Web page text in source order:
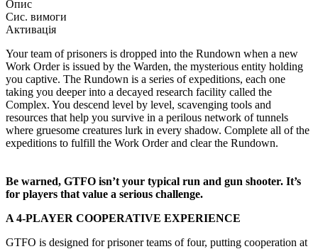
Опис
Сис. вимоги
Активація
Your team of prisoners is dropped into the Rundown when a new
Work Order is issued by the Warden, the mysterious entity holding
you captive. The Rundown is a series of expeditions, each one
taking you deeper into a decayed research facility called the
Complex. You descend level by level, scavenging tools and
resources that help you survive in a perilous network of tunnels
where gruesome creatures lurk in every shadow. Complete all of the
expeditions to fulfill the Work Order and clear the Rundown.
Be warned, GTFO isn’t your typical run and gun shooter. It’s
for players that value a serious challenge.
A 4-PLAYER COOPERATIVE EXPERIENCE
GTFO is designed for prisoner teams of four, putting cooperation at